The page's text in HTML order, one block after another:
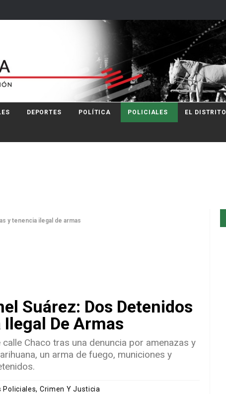
DEPORTES POLÍTICA POLICIALES EL DISTRITO
y tenencia ilegal de armas
Suárez: Dos Detenidos
De Armas
Chaco tras una denuncia por amenazas y
un arma de fuego, municiones y
Policiales, Crimen Y Justicia